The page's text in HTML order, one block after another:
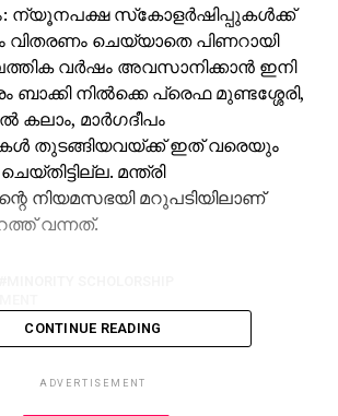
ന്യൂനപക്ഷ സ്‌കോളര്‍ഷിപ്പുകള്‍ക്ക്
ചെയ്യാതെ പിണറായി
വര്‍ഷം അവസാനിക്കാന്‍ ഇനി
ബാക്കി നില്‍ക്കെ പ്രെഫ മുണ്ടശ്ശേരി,
മാര്‍ഗദീപം
തുടങ്ങിയവയ്ക്ക് ഇത് വരെയും
മന്ത്രി
നിയമസഭയി മറുപടിയിലാണ്
വന്നത്.
CONTINUE READING
ADVERTISEMENT